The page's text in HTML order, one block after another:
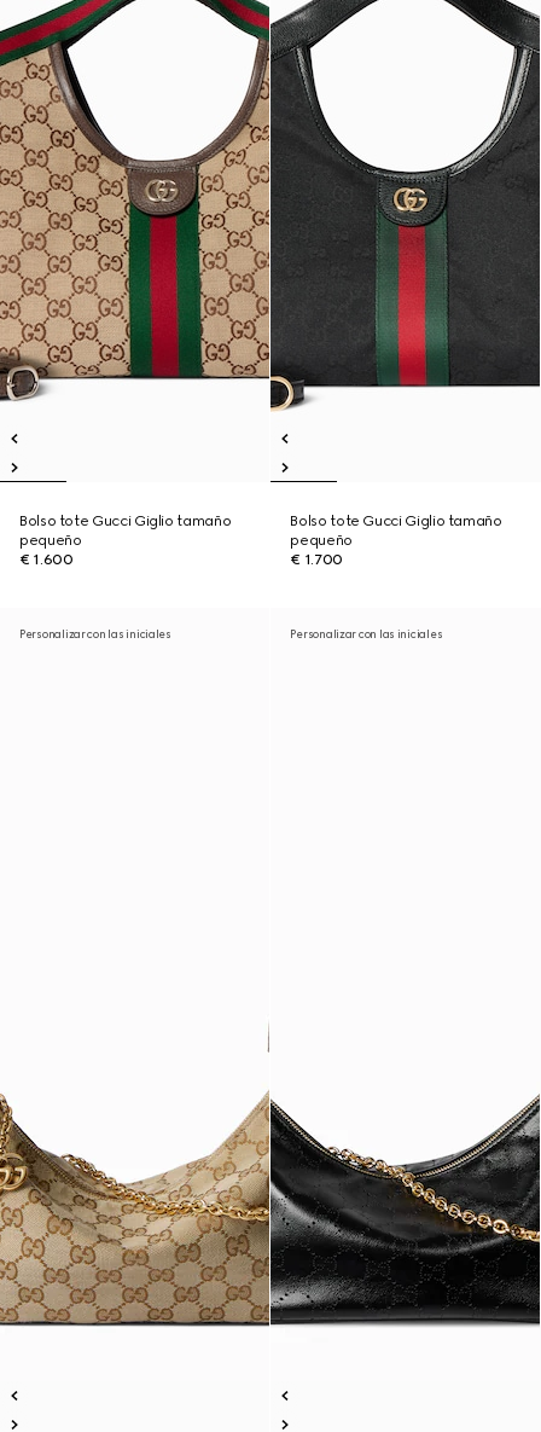
Bolso tote Gucci Giglio tamaño
pequeño
€ 1.600
Bolso tote Gucci Giglio tamaño
pequeño
€ 1.700
Personalizar con las iniciales Personalizar con las iniciales